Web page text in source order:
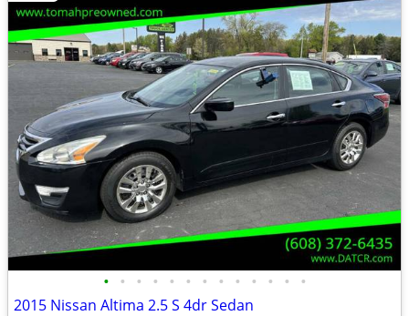
• • • • • • • • • • • • •
2015 Nissan Altima 2.5 S 4dr Sedan